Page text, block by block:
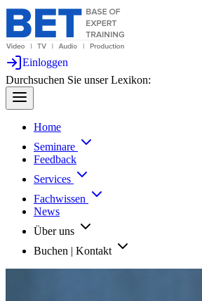
Einloggen
Durchsuchen Sie unser Lexikon:
Home
Seminare
Feedback
Services
Fachwissen
News
Über uns
Buchen | Kontakt